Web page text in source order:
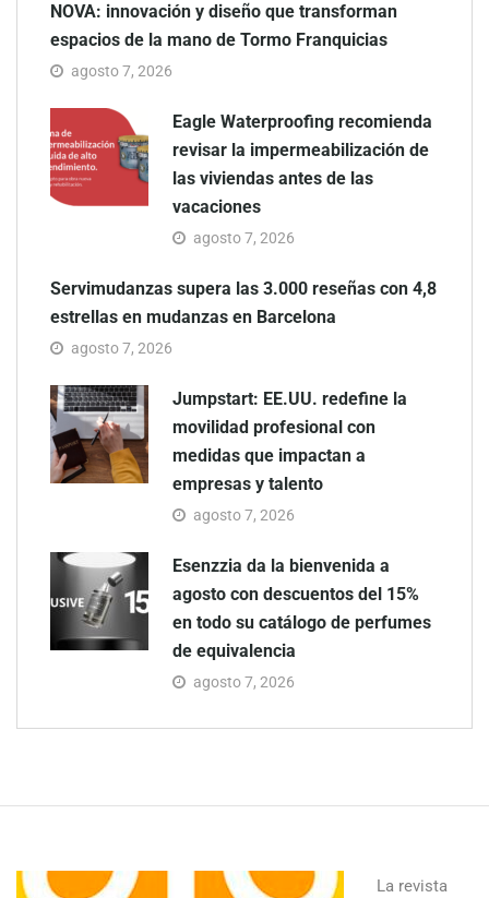
NOVA: innovación y diseño que transforman
espacios de la mano de Tormo Franquicias
agosto 7, 2026
Eagle Waterproofing recomienda
revisar la impermeabilización de
las viviendas antes de las
vacaciones
agosto 7, 2026
Servimudanzas supera las 3.000 reseñas con 4,8
estrellas en mudanzas en Barcelona
agosto 7, 2026
Jumpstart: EE.UU. redefine la
movilidad profesional con
medidas que impactan a
empresas y talento
agosto 7, 2026
Esenzzia da la bienvenida a
agosto con descuentos del 15%
en todo su catálogo de perfumes
de equivalencia
agosto 7, 2026
La revista